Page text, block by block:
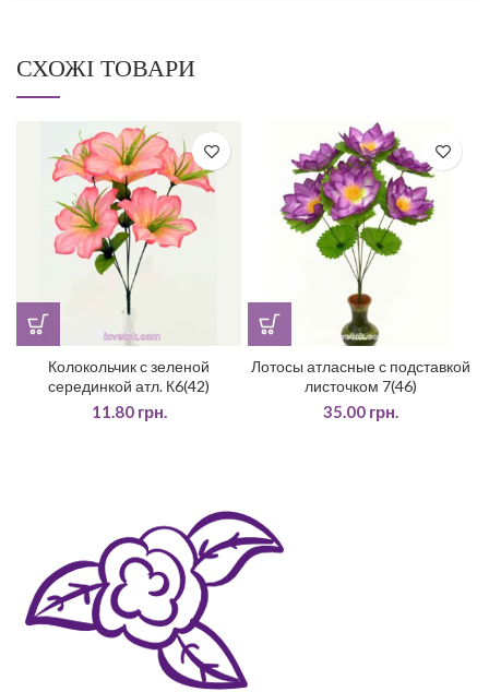
СХОЖІ ТОВАРИ
Колокольчик с зеленой
серединкой атл. К6(42)
11.80 грн.
Лотосы атласные с подставкой
листочком 7(46)
35.00 грн.